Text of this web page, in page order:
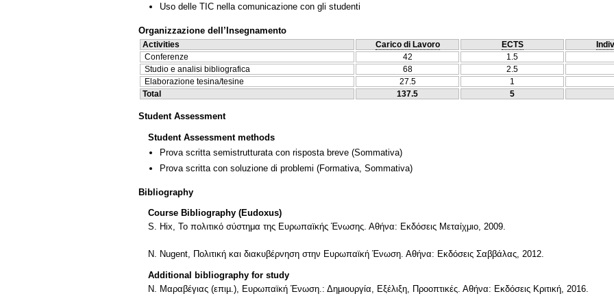
Uso delle TIC nella comunicazione con gli studenti
Organizzazione dell’Insegnamento
Activities Carico di Lavoro ECTS
Conferenze
42 1.5
Studio e analisi bibliografica
68 2.5
Elaborazione tesina/tesine
27.5 1
Total
137.5 5
Student Assessment
Student Assessment methods
Prova scritta semistrutturata con risposta breve (Sommativa)
Prova scritta con soluzione di problemi (Formativa, Sommativa)
Bibliography
Course Bibliography (Eudoxus)
S. Hix, To πολιτικό σύστημα της Ευρωπαϊκής Ένωσης. Αθήνα: Εκδόσεις Μεταίχμιο, 2009.
N. Nugent, Πολιτική και διακυβέρνηση στην Ευρωπαϊκή Ένωση. Αθήνα: Εκδόσεις Σαββάλας, 2012.
Additional bibliography for study
N. Μαραβέγιας (επιµ.), Ευρωπαϊκή Ένωση.: Δημιουργία, Εξέλιξη, Προοπτικές. Αθήνα: Εκδόσεις Κριτική, 2016.